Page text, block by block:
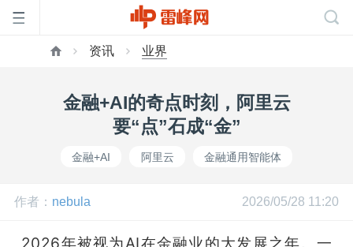
资讯 业界
金融+AI的奇点时刻，阿里云
要“点”石成“金”
金融+AI 阿里云 金融通用智能体
作者： nebula 2026/05/28 11:20
2026年被视为AI在金融业的大发展之年。一